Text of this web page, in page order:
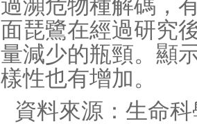
過瀕危物種解碼，
面琵鷺在經過研究
量減少的瓶頸。顯
樣性也有增加。
資料來源：生命